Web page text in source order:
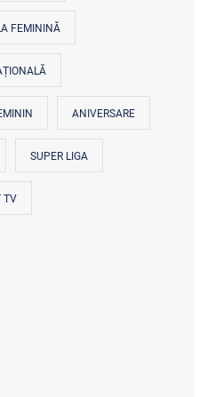
FEMININĂ
ANIVERSARE
SUPER LIGA
TV